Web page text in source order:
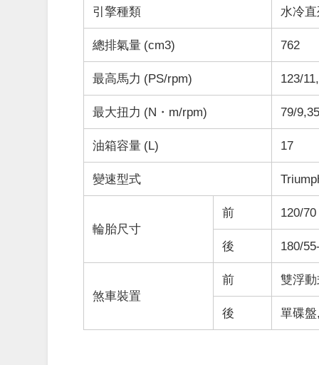
引擎種類 水冷
總排氣量 (cm3) 762
最高馬力 (PS/rpm) 123/
最大扭力 (N・m/rpm) 79/
油箱容量 (L) 17
變速型式
輪胎尺寸
前 120/70
後 180/
煞車裝置
前 雙浮
後 單碟